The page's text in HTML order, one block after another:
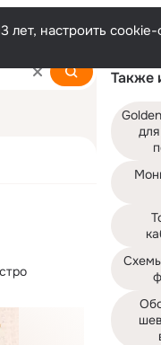
лет, настроить
Также